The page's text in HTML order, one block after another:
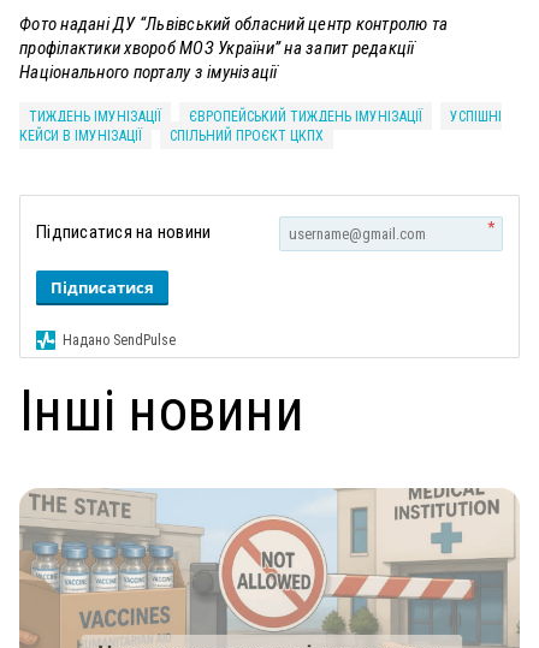
Фото наданіДУ “Львівський обласний центр контролю та
профілактики хвороб МОЗ України” на запит редакції
Національного порталу з імунізації
ТИЖДЕНЬ ІМУНІЗАЦІЇ ЄВРОПЕЙСЬКИЙ ТИЖДЕНЬ ІМУНІЗАЦІЇ
УСПІШНІ
КЕЙСИ В ІМУНІЗАЦІЇ
CПІЛЬНИЙ ПРОЄКТ ЦКПХ
Підписатися на новини *
Підписатися
Надано SendPulse
Інші новини